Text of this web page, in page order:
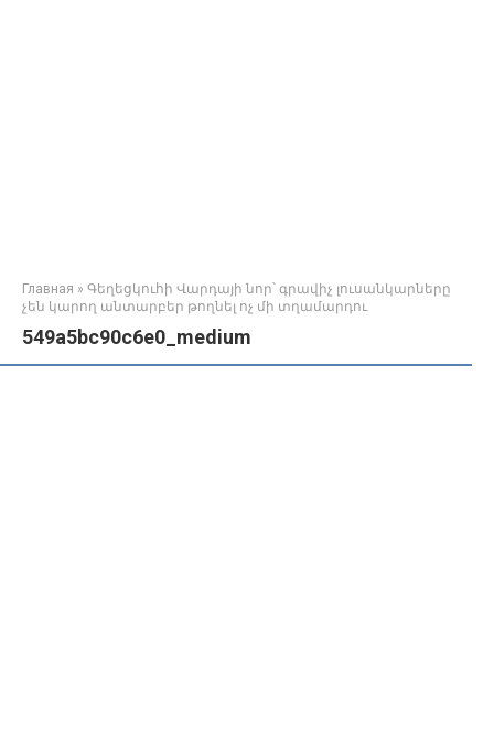
Главная » Գեղեցկուհի Վարդայի նոր՝ գրավիչ լուսանկարները
չեն կարող անտարբեր թողնել ոչ մի տղամարդու
549a5bc90c6e0_medium